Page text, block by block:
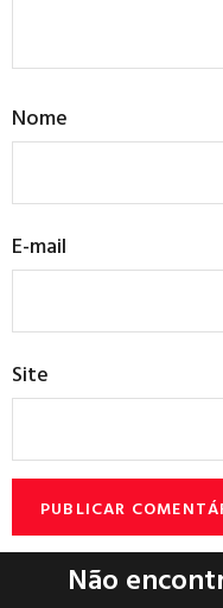
Nome
E-mail
Site
Não